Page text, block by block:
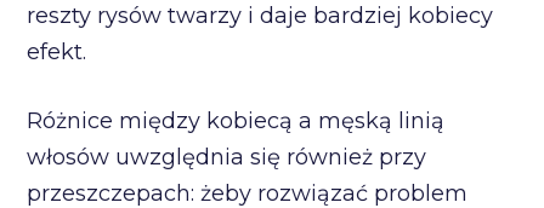
reszty rysów twarzy i daje bardziej kobiecy
efekt.
Różnice między kobiecą a męską linią
włosów uwzględnia się również przy
przeszczepach: żeby rozwiązać problem